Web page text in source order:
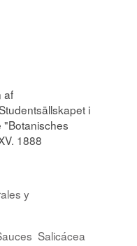
af
i
"Botanisches
1888
y
Salicácea